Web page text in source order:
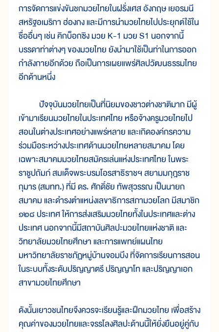
การจัดการแข่งขันชกมวยไทยในฝรั่งเศส อังกฤษ เยอรมนี
สหรัฐอเมริกา ฮ่องกง และมีการนำมวยไทยไปประยุกต์ใช้ใน
ชื่ออื่นๆ เช่น คิกบ็อกซิง มวย K-1 มวย S1 นอกจากนี้
บรรดาท่าต่างๆ ของมวยไทย ยังนำมาใช้เป็นท่าในการออก
กำลังกายอีกด้วย ถือเป็นการเผยแพร่ศิลปวัฒนธรรมไทย
อีกด้านหนึ่ง
ปัจจุบันมวยไทยเป็นที่นิยมของชาวต่างชาติมาก มีผู้
เข้ามาเรียนมวยไทยในประเทศไทย หรือจ้างครูมวยไทยไป
สอนในต่างประเทศอย่างแพร่หลาย และเกิดองค์กรความ
ร่วมมือระหว่างประเทศด้านมวยไทยหลายสมาคม โดย
เฉพาะสมาคมมวยไทยสมัครเล่นแห่งประเทศไทย ในพระ
ราชูปถัมภ์ สมเด็จพระบรมโอรสาธิราชฯ สยามมกุฎราช
กุมาร (สมทท.) ที่มี ดร. ศักดิ์ชัย ทัพสุวรรณ เป็นนายก
สมาคม และดำรงตำแหน่งเลขาธิการสภามวยโลก มีสมาชิก
๑๒๘ ประเทศ ให้การส่งเสริมมวยไทยทั้งในประเทศและต่าง
ประเทศ นอกจากนี้มีสถาบันศิลปะมวยไทยแห่งชาติ และ
วิทยาลัยมวยไทยศึกษา และการแพทย์แผนไทย
มหาวิทยาลัยราชภัฏหมู่บ้านจอมบึง ที่จัดการเรียนการสอน
ในระบบทั้งระดับปริญญาตรี ปริญญาโท และปริญญาเอก
สาขามวยไทยศึกษา
ดังนั้นเยาวชนไทยจึงควรจะเรียนรู้และฝึกมวยไทย เพื่อสร้าง
คุณค่าของมวยไทยและจรรโลงศิลปะด้านนี้ให้ยั่งยืนอยู่คู่กับ